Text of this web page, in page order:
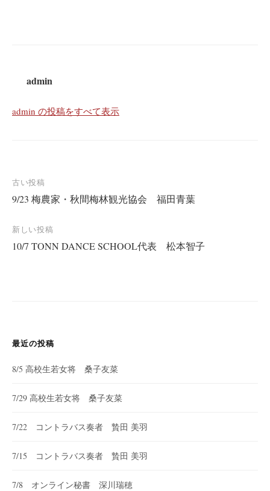
admin
admin の投稿をすべて表示
投
稿
ナ
ビ
古い投稿
9/23 梅農家・秋間梅林観光協会 福田青葉
新しい投稿
10/7 TONN DANCE SCHOOL代表 松本智子
最近の投稿
8/5 高校生若女将 桑子友菜
7/29 高校生若女将 桑子友菜
7/22 コントラバス奏者 贄田 美羽
7/15 コントラバス奏者 贄田 美羽
7/8 オンライン秘書 深川瑞穂